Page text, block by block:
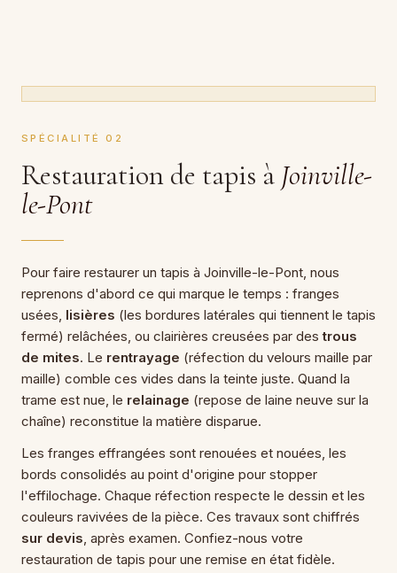
SPÉCIALITÉ 02
Restauration de tapis à Joinville-
le-Pont
Pour faire restaurer un tapis à Joinville-le-Pont, nous
reprenons d'abord ce qui marque le temps : franges
usées, lisières (les bordures latérales qui tiennent le tapis
fermé) relâchées, ou clairières creusées par destrous
de mites. Le rentrayage (réfection du velours maille par
maille) comble ces vides dans la teinte juste. Quand la
trame est nue, le relainage (repose de laine neuve sur la
chaîne) reconstitue la matière disparue.
Les franges effrangées sont renouées et nouées, les
bords consolidés au point d'origine pour stopper
l'effilochage. Chaque réfection respecte le dessin et les
couleurs ravivées de la pièce. Ces travaux sont chiffrés
sur devis, après examen. Confiez-nous votre
restauration de tapis pour une remise en état fidèle.